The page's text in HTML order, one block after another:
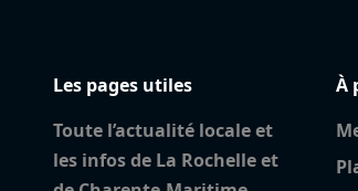
Les pages utiles
Toute l’actualité locale et
les infos de La Rochelle et
À